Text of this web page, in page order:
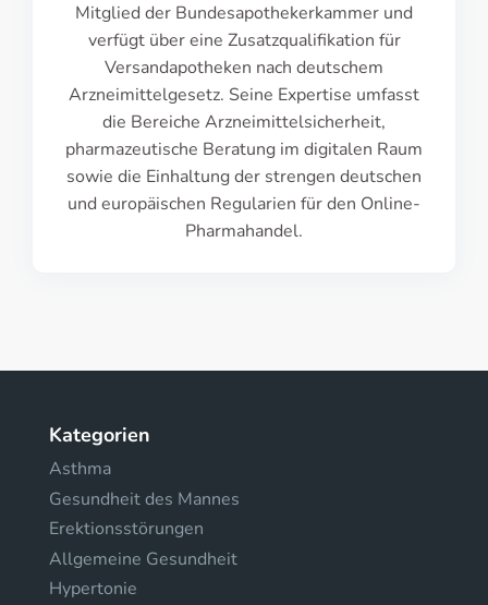
Mitglied der Bundesapothekerkammer und
verfügt über eine Zusatzqualifikation für
Versandapotheken nach deutschem
Arzneimittelgesetz. Seine Expertise umfasst
die Bereiche Arzneimittelsicherheit,
pharmazeutische Beratung im digitalen Raum
sowie die Einhaltung der strengen deutschen
und europäischen Regularien für den Online-
Pharmahandel.
Kategorien
Asthma
Gesundheit des Mannes
Erektionsstörungen
Allgemeine Gesundheit
Hypertonie